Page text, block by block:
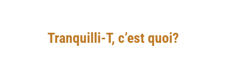
Tranquilli-T, c’est quoi?